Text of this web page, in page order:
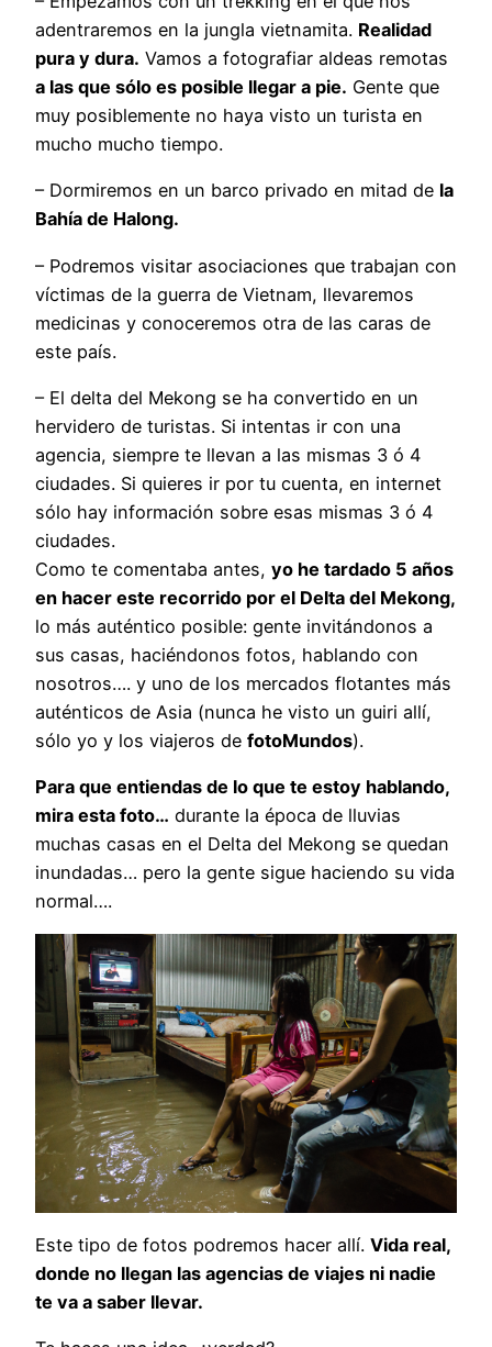
adentraremos en la jungla vietnamita. Realidad
pura y dura. Vamos a fotografiar aldeas remotas
a las que sólo es posible llegar a pie. Gente que
muy posiblemente no haya visto un turista en
mucho mucho tiempo.
– Dormiremos en un barco privado en mitad de la
Bahía de Halong.
– Podremos visitar asociaciones que trabajan con
víctimas de la guerra de Vietnam, llevaremos
medicinas y conoceremos otra de las caras de
este país.
– El delta del Mekong se ha convertido en un
hervidero de turistas. Si intentas ir con una
agencia, siempre te llevan a las mismas 3 ó 4
ciudades. Si quieres ir por tu cuenta, en internet
sólo hay información sobre esas mismas 3 ó 4
ciudades.
Como te comentaba antes, yo he tardado 5 años
en hacer este recorrido por el Delta del Mekong,
lo más auténtico posible: gente invitándonos a
sus casas, haciéndonos fotos, hablando con
nosotros…. y uno de los mercados flotantes más
auténticos de Asia (nunca he visto un guiri allí,
sólo yo y los viajeros de fotoMundos).
Para que entiendas de lo que te estoy hablando,
mira esta foto… durante la época de lluvias
muchas casas en el Delta del Mekong se quedan
inundadas… pero la gente sigue haciendo su vida
normal….
Este tipo de fotos podremos hacer allí. Vida real,
donde no llegan las agencias de viajes ni nadie
te va a saber llevar.